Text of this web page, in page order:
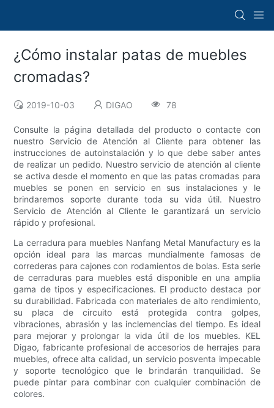
¿Cómo instalar patas de muebles
cromadas?
2019-10-03 DIGAO 78
Consulte la página detallada del producto o contacte con
nuestro Servicio de Atención al Cliente para obtener las
instrucciones de autoinstalación y lo que debe saber antes
de realizar un pedido. Nuestro servicio de atención al cliente
se activa desde el momento en que las patas cromadas para
muebles se ponen en servicio en sus instalaciones y le
brindaremos soporte durante toda su vida útil. Nuestro
Servicio de Atención al Cliente le garantizará un servicio
rápido y profesional.
La cerradura para muebles Nanfang Metal Manufactury es la
opción ideal para las marcas mundialmente famosas de
correderas para cajones con rodamientos de bolas. Esta serie
de cerraduras para muebles está disponible en una amplia
gama de tipos y especificaciones. El producto destaca por
su durabilidad. Fabricada con materiales de alto rendimiento,
su placa de circuito está protegida contra golpes,
vibraciones, abrasión y las inclemencias del tiempo. Es ideal
para mejorar y prolongar la vida útil de los muebles. KEL
Digao, fabricante profesional de accesorios de herrajes para
muebles, ofrece alta calidad, un servicio posventa impecable
y soporte tecnológico que le brindarán tranquilidad. Se
puede pintar para combinar con cualquier combinación de
colores.